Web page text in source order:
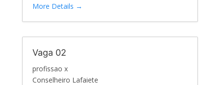
More Details
Vaga 02
profissao x
Conselheiro Lafaiete